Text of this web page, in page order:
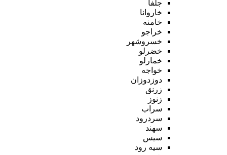
جلفا
خاروانا
خامنه
خراجو
خسروشهر
خضرلو
خمارلو
خواجه
دوزدوزان
زرنق
زنوز
سراب
سردرود
سهند
سیس
سیه رود